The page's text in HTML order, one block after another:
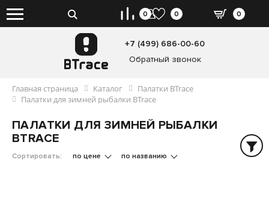
+7 (499) 686-00-60
Обратный звонок
0
0 0
Главная страница Каталог
Палатки BTrace
Палатки для зимней рыбалки BTrace
ПАЛАТКИ ДЛЯ ЗИМНЕЙ РЫБАЛКИ
BTRACE
Сортировать: по цене по названию